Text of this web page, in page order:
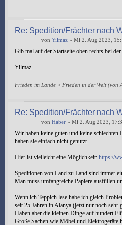
Re: Spedition/Frächter nach
von Yilmaz » Mi 2. Aug 2023,
Gib mal auf der Startseite oben rechts bei
Yilmaz
Frieden im Lande > Frieden in der Welt (von
Re: Spedition/Frächter nach
von Haber » Mi 2. Aug 2023,
Wir haben keine guten und keine
haben sie einfach nicht genutzt.
Hier ist vielleicht eine Möglichkeit: https://
Speditionen von Land zu Land sind immer
Man muss umfangreiche Papiere ausfüllen
Wenn ich Teppich lese habe ich gleich
seit 25 Jahren in Alanya (jetzt nur noch sehr
Haben aber die kleinen Dinge auf hundert
Große Sachen wie Möbel und